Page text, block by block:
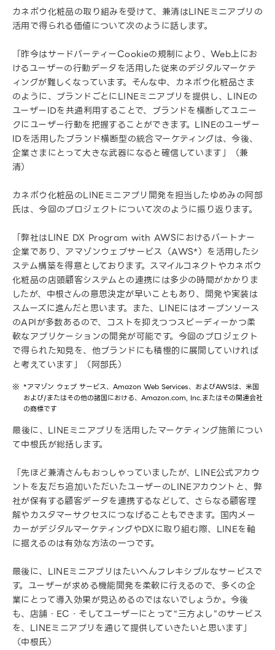
カネボウ化粧品の取り組みを受けて、兼清はLINEミニアプリの
活用で得られる価値について次のように話します。
「昨今はサードパーティーCookieの規制により、Web上にお
けるユーザーの行動データを活用した従来のデジタルマーケテ
ィングが難しくなっています。そんな中、カネボウ化粧品さま
のように、ブランドごとにLINEミニアプリを提供し、LINEの
ユーザーIDを共通利用することで、ブランドを横断してユニー
クにユーザー行動を把握することができます。LINEのユーザー
IDを活用したブランド横断型の統合マーケティングは、今後、
企業さまにとって大きな武器になると確信しています」（兼
清）
カネボウ化粧品のLINEミニアプリ開発を担当したゆめみの阿部
氏は、今回のプロジェクトについて次のように振り返ります。
「弊社はLINE DX Program with AWSにおけるパートナー
企業であり、アマゾンウェブサービス（AWS*）を活用したシ
ステム構築を得意としております。スマイルコネクトやカネボウ
化粧品の店頭顧客システムとの連携には多少の時間がかかりま
したが、中根さんの意思決定が早いこともあり、開発や実装は
スムーズに進んだと思います。また、LINEにはオープンソース
のAPIが多数あるので、コストを抑えつつスピーディーかつ柔
軟なアプリケーションの開発が可能です。今回のプロジェクト
で得られた知見を、他ブランドにも積極的に展開していければ
と考えています」（阿部氏）
*アマゾン ウェブ サービス、Amazon Web Services、およびAWSは、米国
および/またはその他の諸国における、Amazon.com, Inc.またはその関連会社
の商標です
最後に、LINEミニアプリを活用したマーケティング施策につい
て中根氏が総括します。
「先ほど兼清さんもおっしゃっていましたが、LINE公式アカウ
ントを友だち追加いただいたユーザーのLINEアカウントと、弊
社が保有する顧客データを連携するなどして、さらなる顧客理
解やカスタマーサクセスにつなげることもできます。国内メー
カーがデジタルマーケティングやDXに取り組む際、LINEを軸
に据えるのは有効な方法の一つです。
最後に、LINEミニアプリはたいへんフレキシブルなサービスで
す。ユーザーが求める機能開発を柔軟に行えるので、多くの企
業にとって導入効果が見込めるのではないでしょうか。今後
も、店舗・EC・そしてユーザーにとって“三方よし”のサービス
を、LINEミニアプリを通じて提供していきたいと思います」
（中根氏）